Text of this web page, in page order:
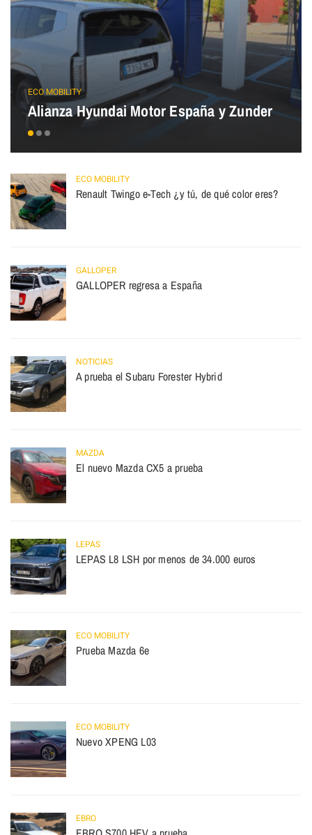
ECO MOBILITY
Alianza Hyundai Motor España y Zunder
ECO MOBILITY
Renault Twingo e-Tech ¿y tú, de qué color eres?
GALLOPER
GALLOPER regresa a España
NOTICIAS
A prueba el Subaru Forester Hybrid
MAZDA
El nuevo Mazda CX5 a prueba
LEPAS
LEPAS L8 LSH por menos de 34.000 euros
ECO MOBILITY
Prueba Mazda 6e
ECO MOBILITY
Nuevo XPENG L03
EBRO